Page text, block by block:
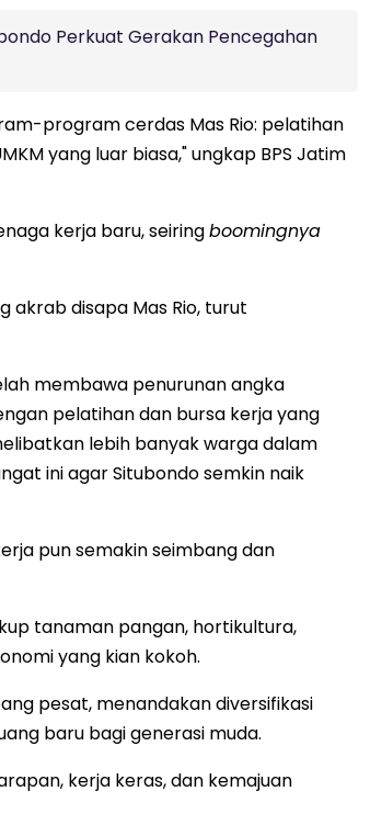
Perkuat Gerakan Pencegahan
program cerdas Mas Rio: pelatihan
yang luar biasa," ungkap BPS Jatim
kerja baru, seiringboomingnya
akrab disapa Mas Rio, turut
membawa penurunan angka
pelatihan dan bursa kerja yang
lebih banyak warga dalam
ini agar Situbondo semkin naik
pun semakin seimbang dan
tanaman pangan, hortikultura,
yang kian kokoh.
pesat, menandakan diversifikasi
baru bagi generasi muda.
kerja keras, dan kemajuan